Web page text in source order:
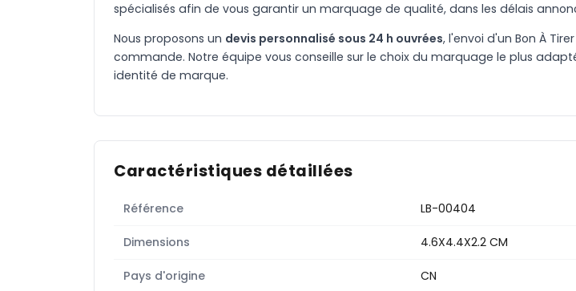
spécialisés afin de vous garantir un marquage de qualité, dans les délais
Nous proposons un devis personnalisé sous 24 h ouvrées, l'envoi d'un Bon À
commande. Notre équipe vous conseille sur le choix du marquage le plus
identité de marque.
Caractéristiques détaillées
Référence LB-00404
Dimensions 4.6X4.4X2.2 CM
Pays d'origine CN